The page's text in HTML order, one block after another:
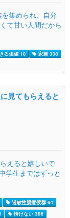
集められ、自分
て甘い人間だから
る価値 18
家族 338
見てもらえると
えると嬉しいで
学生まではずっと
過敏性腸症候群 64
情けない 386